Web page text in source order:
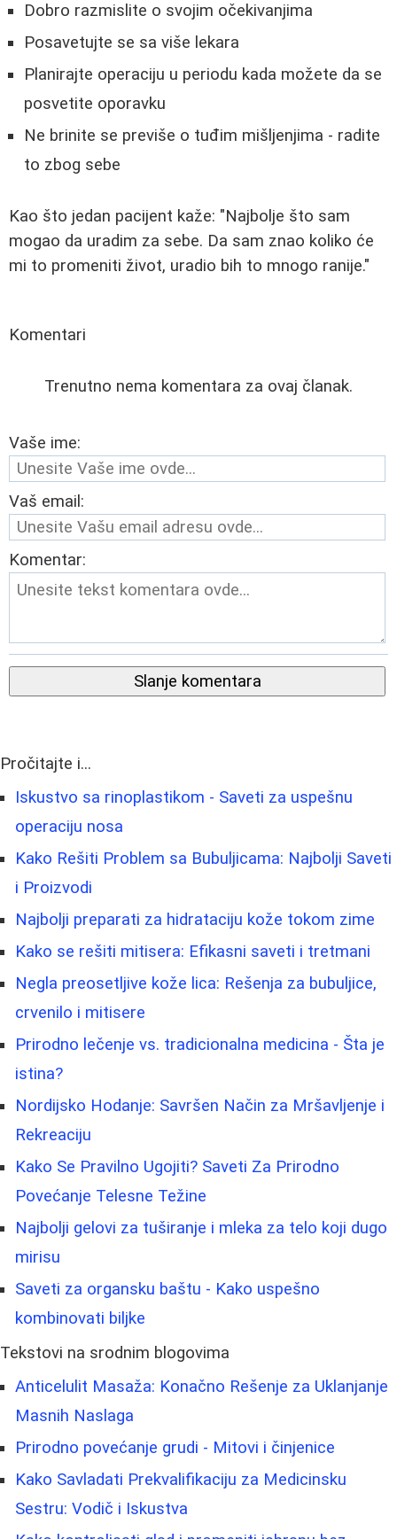
Dobro razmislite o svojim očekivanjima
Posavetujte se sa više lekara
Planirajte operaciju u periodu kada možete da se
posvetite oporavku
Ne brinite se previše o tuđim mišljenjima - radite
to zbog sebe
Kao što jedan pacijent kaže: "Najbolje što sam
mogao da uradim za sebe. Da sam znao koliko će
mi to promeniti život, uradio bih to mnogo ranije."
Komentari
Trenutno nema komentara za ovaj članak.
Vaše ime:
Vaš email:
Komentar:
Slanje komentara
Pročitajte i...
Iskustvo sa rinoplastikom - Saveti za uspešnu
operaciju nosa
Kako Rešiti Problem sa Bubuljicama: Najbolji Saveti
i Proizvodi
Najbolji preparati za hidrataciju kože tokom zime
Kako se rešiti mitisera: Efikasni saveti i tretmani
Negla preosetljive kože lica: Rešenja za bubuljice,
crvenilo i mitisere
Prirodno lečenje vs. tradicionalna medicina - Šta je
istina?
Nordijsko Hodanje: Savršen Način za Mršavljenje i
Rekreaciju
Kako Se Pravilno Ugojiti? Saveti Za Prirodno
Povećanje Telesne Težine
Najbolji gelovi za tuširanje i mleka za telo koji dugo
mirisu
Saveti za organsku baštu - Kako uspešno
kombinovati biljke
Tekstovi na srodnim blogovima
Anticelulit Masaža: Konačno Rešenje za Uklanjanje
Masnih Naslaga
Prirodno povećanje grudi - Mitovi i činjenice
Kako Savladati Prekvalifikaciju za Medicinsku
Sestru: Vodič i Iskustva